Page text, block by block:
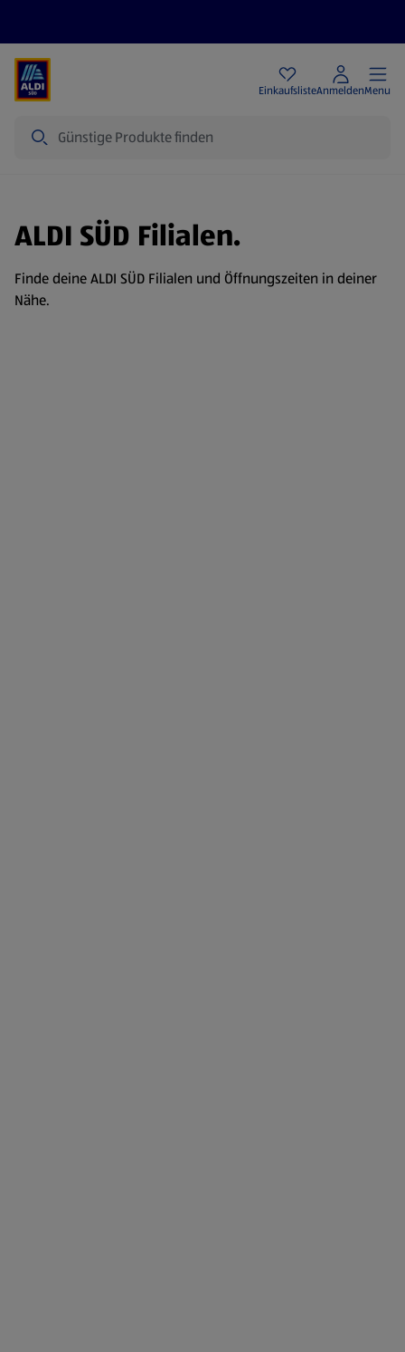
EinkaufslisteAnmeldenMenu
ALDI SÜD Filialen.
Finde deine ALDI SÜD Filialen und Öffnungszeiten in deiner
Nähe.